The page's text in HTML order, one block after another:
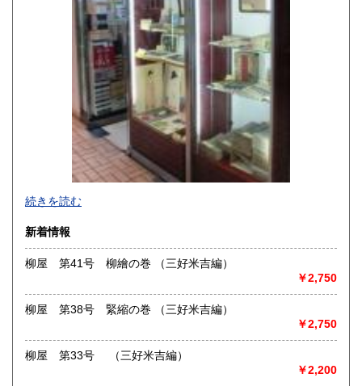
演劇・演芸・映画・音楽・民俗・風俗関係書を強力に蒐集し
ております。12月31日〜1月3日休業いたします。
沿線名：JR線、阪急線、阪神線、地下鉄御堂筋線・谷町線・
四つ橋線
最寄駅：JR大阪駅、阪急梅田、阪神梅田、地下鉄梅田・東梅
営業時間：11時〜20時
定休日：水曜日
書籍の買取について
続きを読む
新着情報
柳屋 第41号 柳繪の巻 （三好米吉編）
￥2,750
柳屋 第38号 緊縮の巻 （三好米吉編）
￥2,750
柳屋 第33号 （三好米吉編）
￥2,200